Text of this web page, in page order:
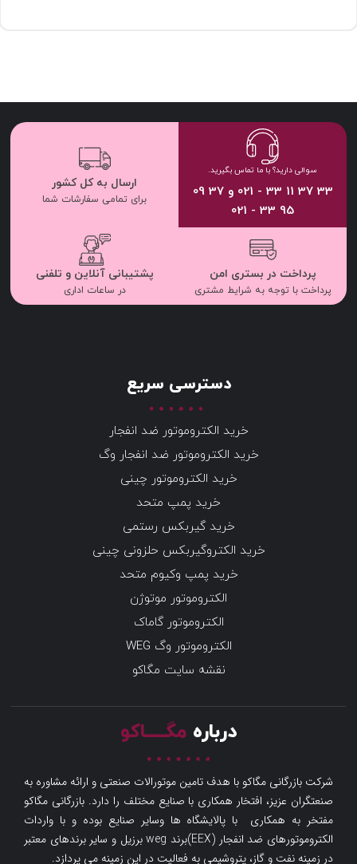
سوالی دارید؟ با ما تماس بگیرید.
33 37 11 33 - 021 و 37 09
95 33 - 021
ارسال به کل کشور
برای تمامی سفارشات شما
پرداخت در بستری امن
پرداخت با توجه به شرایط مشتری
پشتیبانی آنلاین و تلفنی
در ساعات اداری
دسترسی سریع
خرید الکتروموتور ضد انفجار
خرید الکتروموتور ضد انفجار وگ
خرید الکتروموتور چینی
خرید پمپ متحد
خرید گیربکس رستمی
خرید الکتروگیربکس حلزونی چینی
خرید پمپ وکیوم متحد
الکتروموتور موتوژن
الکتروموتور گاماک
الکتروموتور وگ WEG
نقشه سایت مگاکو
درباره مگـــــاکو
شرکت بازرگانی مگاکو با هدف تامین موتورالات صنعتی و ارائه مشاوره به
صنعتگران عزیز، افتخار همکاری با صنایع مختلف را دارد. بازرگانی مگاکو
مفتخر به همکاری با پالایشگاه ها وسایر صنایع بوده و با واردات
الکتروموتورهای ضد انفجار (EEX)برند weg برزیل و سایر برندهای معتبر
در زمینه نفت و گاز، پتروشیمی به فعالیت در این زمینه می پردازد.